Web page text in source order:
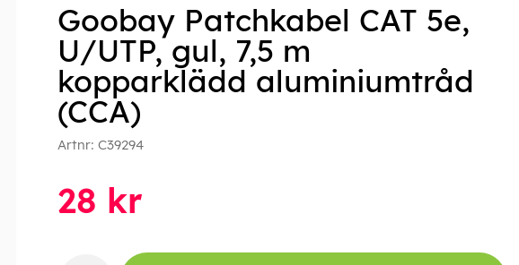
Goobay Patchkabel CAT 5e,
U/UTP, gul, 7,5 m
kopparklädd aluminiumtråd
(CCA)
Artnr: C39294
28 kr